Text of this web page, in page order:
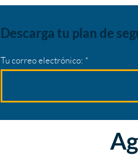
Descarga tu plan de
Tu correo electrónico: